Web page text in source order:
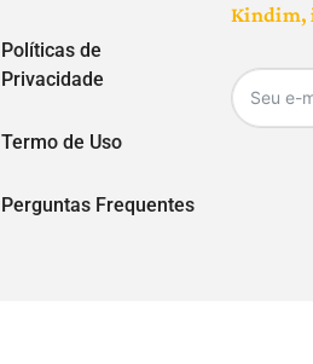
Políticas de
Privacidade
Termo de Uso
Perguntas Frequentes
Kindim,